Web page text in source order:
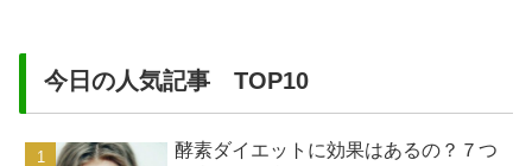
今日の人気記事 TOP10
酵素ダイエットに効果はあるの？７つ